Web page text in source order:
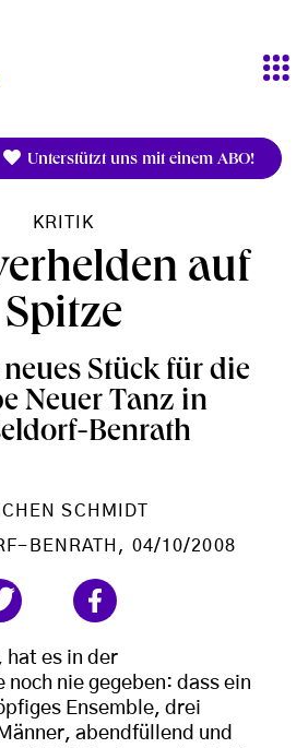
Unterstützt uns mit einem ABO!
KRITIK
auf
Spitze
Stück für die
Neuer Tanz in
Benrath
SCHMIDT
BENRATH , 04/10/2008
hat es in der
noch nie gegeben: dass ein
Ensemble, drei
abendfüllend und